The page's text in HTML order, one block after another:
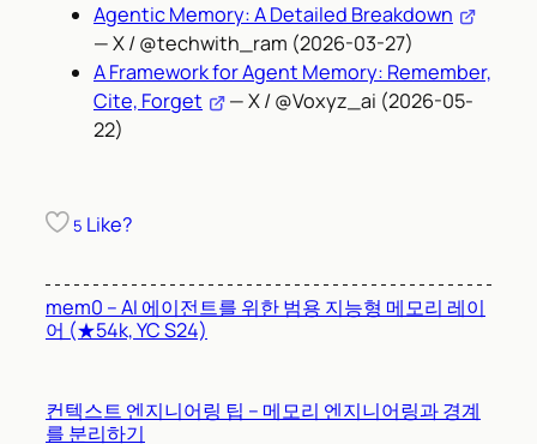
Agentic Memory: A Detailed Breakdown
— X / @techwith_ram (2026-03-27)
A Framework for Agent Memory: Remember,
Cite, Forget
— X / @Voxyz_ai (2026-05-
22)
5 Like?
mem0 – AI 에이전트를 위한 범용 지능형 메모리 레이
어 (★54k, YC S24)
컨텍스트 엔지니어링 팁 – 메모리 엔지니어링과 경계
를 분리하기